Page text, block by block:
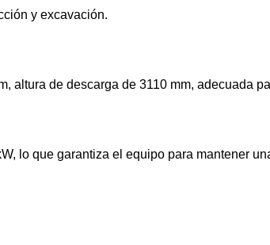
y excavación.
altura de descarga de 3110 mm, adecuada
lo que garantiza el equipo para mantener